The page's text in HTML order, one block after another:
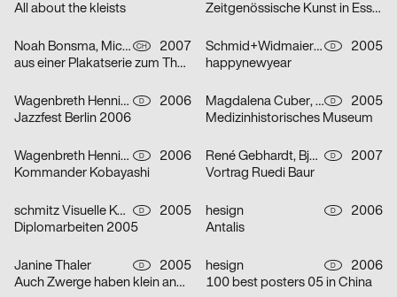
All about the kleists
Zeitgenössische Kunst in Essen
Noah Bonsma, Michael Flückiger, Sabrina Tiller CH
2007
aus einer Plakatserie zum Thema Integration
Schmid+Widmaier Design D
2005
happynewyear
Wagenbreth Henning D
2006
Jazzfest Berlin 2006
Magdalena Cuber, Manuel Rigel D
2005
Medizinhistorisches Museum
Wagenbreth Henning D
2006
Kommander Kobayashi
René Gebhardt, Björn Kernspeckt, Sebastian Locke D
2007
Vortrag Ruedi Baur
schmitz Visuelle Kommunikation D
2005
Diplomarbeiten 2005
hesign D
2006
Antalis
Janine Thaler D
2005
Auch Zwerge haben klein angefangen
hesign D
2006
100 best posters 05 in China